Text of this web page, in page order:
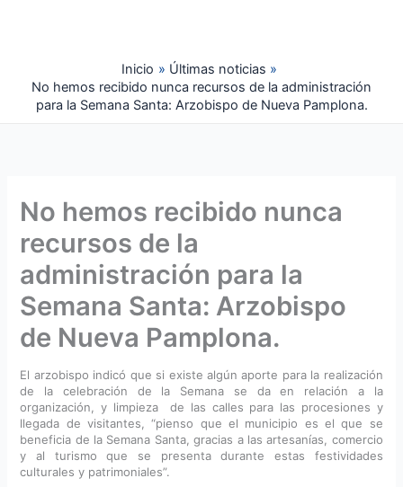
Inicio
Últimas noticias
No hemos recibido nunca recursos de la administración
para la Semana Santa: Arzobispo de Nueva Pamplona.
No hemos recibido nunca
recursos de la
administración para la
Semana Santa: Arzobispo
de Nueva Pamplona.
El arzobispo indicó que si existe algún aporte para la realización
de la celebración de la Semana se da en relación a la
organización, y limpieza de las calles para las procesiones y
llegada de visitantes, “pienso que el municipio es el que se
beneficia de la Semana Santa, gracias a las artesanías, comercio
y al turismo que se presenta durante estas festividades
culturales y patrimoniales”.